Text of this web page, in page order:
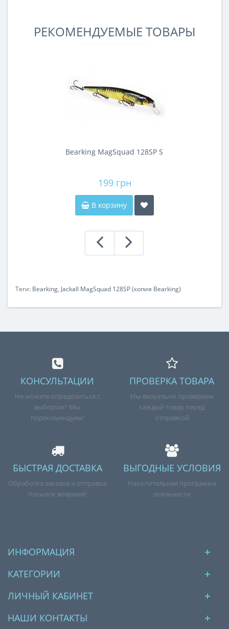
РЕКОМЕНДУЕМЫЕ ТОВАРЫ
Bearking MagSquad 128SP S
199 грн
В корзину
Теги: Bearking, Jackall MagSquad 128SP (копия Bearking)
КОНСУЛЬТАЦИИ
Не можете определиться с
выбором? Мы
порекомендуем!
ПРОВЕРКА ТОВАРА
Мы визуально проверяем
каждый товар перед
отправкой
БЫСТРАЯ ДОСТАВКА
Обработка заказов и отправка
посылок вовремя!
ВЫГОДНЫЕ УСЛОВИЯ
Накопительная программа
лояльности
ИНФОРМАЦИЯ
КАТЕГОРИИ
ЛИЧНЫЙ КАБИНЕТ
НАШИ КОНТАКТЫ